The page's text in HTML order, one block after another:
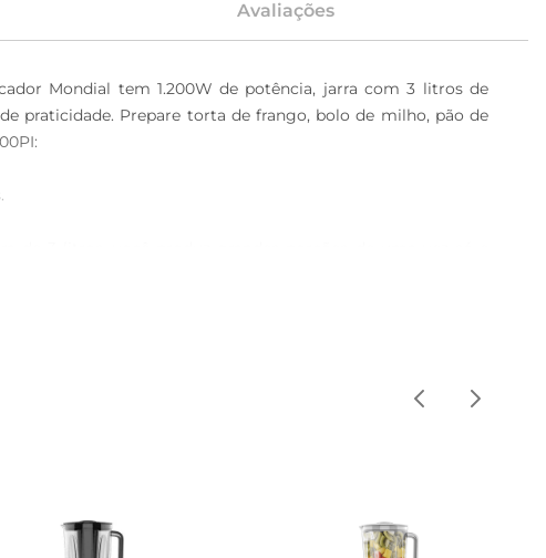
Avaliações
Mondial tem 1.200W de potência, jarra com 3 litros de
praticidade. Prepare torta de frango, bolo de milho, pão de
e que não pegacheiro ou cor.
tritura até os ingredientes mais duros, como gelo e poupa de